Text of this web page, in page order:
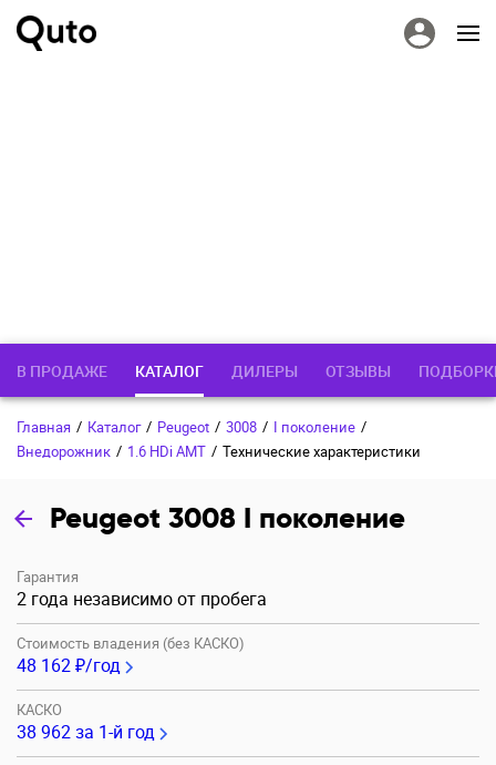
В ПРОДАЖЕ КАТАЛОГ ДИЛЕРЫ ОТЗЫВЫ
Главная / Каталог / Peugeot / 3008 / I поколение /
Внедорожник / 1.6 HDi AMT / Технические характеристики
Peugeot 3008 I поколение
Гарантия
2 года независимо от пробега
Стоимость владения (без КАСКО)
48 162 ₽/год
КАСКО
38 962за 1-й год